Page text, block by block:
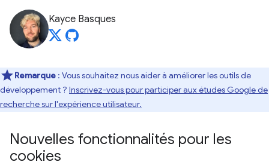
Kayce Basques
Remarque : Vous souhaitez nous aider à améliorer les outils de
développement ? Inscrivez-vous pour participer aux études Google de
recherche sur l'expérience utilisateur.
Nouvelles fonctionnalités pour les
cookies